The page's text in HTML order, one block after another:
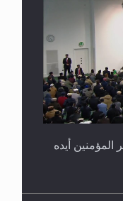
المؤمنين أيده